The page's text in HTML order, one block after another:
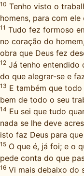
10 Tenho visto o
homens, para com ele
11 Tudo fez formoso
no coração do
obra que Deus fez
12 Já tenho entendido
do que alegrar-se e
13 E também que
bem de todo o seu
14 Eu sei que tudo
nada se lhe deve
isto faz Deus para
15 O que é, já foi; e o
pede conta do que
16 Vi mais debaixo do